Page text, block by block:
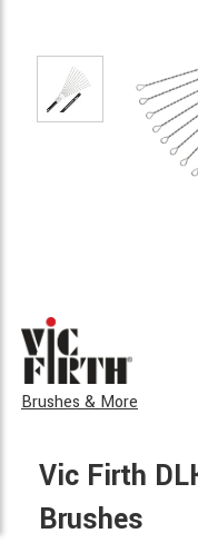
Brushes & More
Vic Firth
Brushes